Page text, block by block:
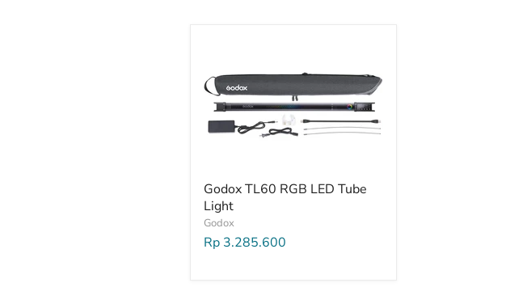
Godox TL60 RGB LED Tube
Light
Godox
Rp 3.285.600